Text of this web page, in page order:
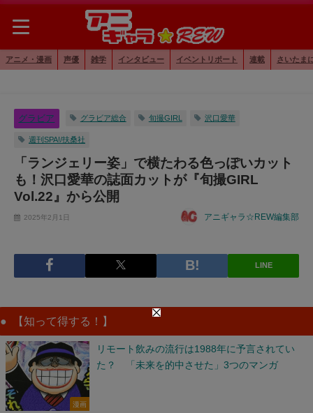
アニメ・漫画 声優 雑学 インタビュー イベントリポート 連載 さいたま
グラビア グラビア総合 旬撮GIRL 沢口愛華
週刊SPA!/扶桑社
「ランジェリー姿」で横たわる色っぽいカット
も！沢口愛華の誌面カットが『旬撮GIRL
Vol.22』から公開
2025年2月1日 アニギャラ☆REW編集部
LINE
【知って得する！】
漫画
リモート飲みの流行は1988年に予言されてい
た？ 「未来を的中させた」3つのマンガ